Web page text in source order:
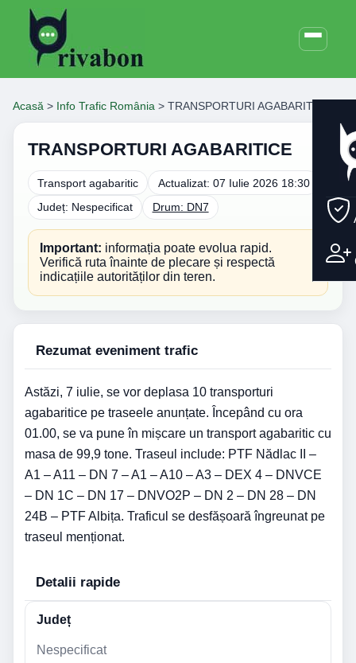
Acasă > Info Trafic România > TRANSPORTURI AGABARITICE
TRANSPORTURI AGABARITICE
Transport agabaritic
Actualizat: 07 Iulie 2026 18:30
Județ: Nespecificat
Drum: DN7
Important: informația poate evolua rapid.
Verifică ruta înainte de plecare și respectă
indicațiile autorităților din teren.
Rezumat eveniment trafic
Astăzi, 7 iulie, se vor deplasa 10 transporturi
agabaritice pe traseele anunțate. Începând cu ora
01.00, se va pune în mișcare un transport agabaritic cu
masa de 99,9 tone. Traseul include: PTF Nădlac II –
A1 – A11 – DN 7 – A1 – A10 – A3 – DEX 4 – DNVCE
– DN 1C – DN 17 – DNVO2P – DN 2 – DN 28 – DN
24B – PTF Albița. Traficul se desfășoară îngreunat pe
traseul menționat.
Detalii rapide
Județ
Nespecificat